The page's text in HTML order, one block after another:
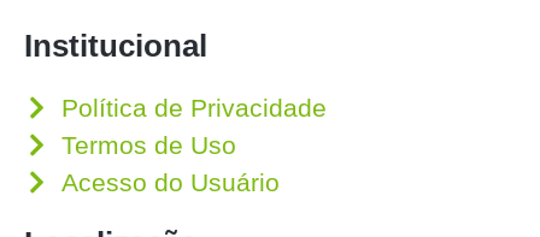
Institucional
Política de Privacidade
Termos de Uso
Acesso do Usuário